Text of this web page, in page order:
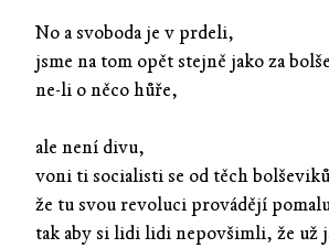
No a svoboda je v prdeli,
jsme na tom opět stejně jako za
ne-li o něco hůře,
ale není divu,
voni ti socialisti se od těch
že tu svou revoluci provádějí
tak aby si lidi lidi nepovšimli, že už